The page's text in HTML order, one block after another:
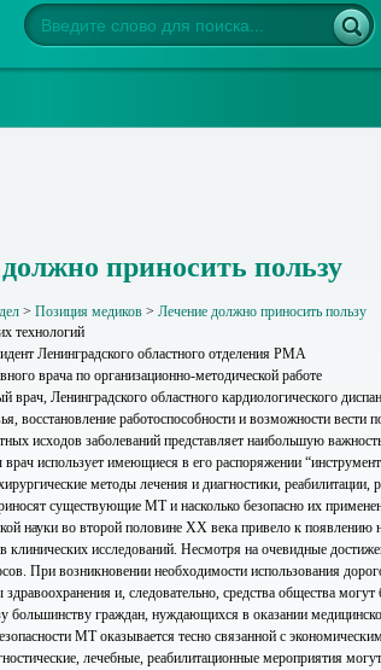
приносить пользу
> Позиция медиков > Лечение должно приносить пользу
технологий
Ленинградского областного отделения РМА
врача по организационно-методической работе
врач, Ленинградского областного кардиологического
восстановление работоспособности и возможности
исходов заболеваний представляет наибольшую
врач использует имеющиеся в его распоряжении
хирургические методы лечения и диагностики,
существующие МТ и насколько безопасно их
науки во второй половине ХХ века привело к появлению
клинических исследований. Несмотря на очевидные
При возникновении необходимости использования
и, следовательно, средства общества
большинству граждан, нуждающихся в оказании
МТ оказывается тесно связанной с
лечебные, реабилитационные мероприятия